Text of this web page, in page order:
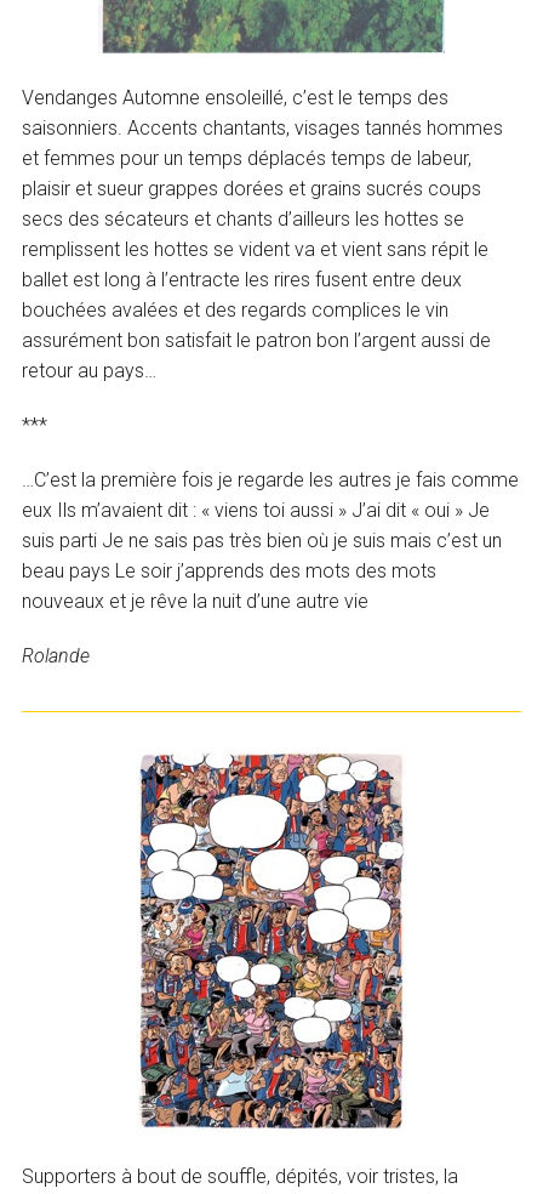
Vendanges Automne ensoleillé, c’est le temps des
saisonniers. Accents chantants, visages tannés hommes
et femmes pour un temps déplacés temps de labeur,
plaisir et sueur grappes dorées et grains sucrés coups
secs des sécateurs et chants d’ailleurs les hottes se
remplissent les hottes se vident va et vient sans répit le
ballet est long à l’entracte les rires fusent entre deux
bouchées avalées et des regards complices le vin
assurément bon satisfait le patron bon l’argent aussi de
retour au pays…
***
…C’est la première fois je regarde les autres je fais comme
eux Ils m’avaient dit : « viens toi aussi » J’ai dit « oui » Je
suis parti Je ne sais pas très bien où je suis mais c’est un
beau pays Le soir j’apprends des mots des mots
nouveaux et je rêve la nuit d’une autre vie
Rolande
Supporters à bout de souffle, dépités, voir tristes, la